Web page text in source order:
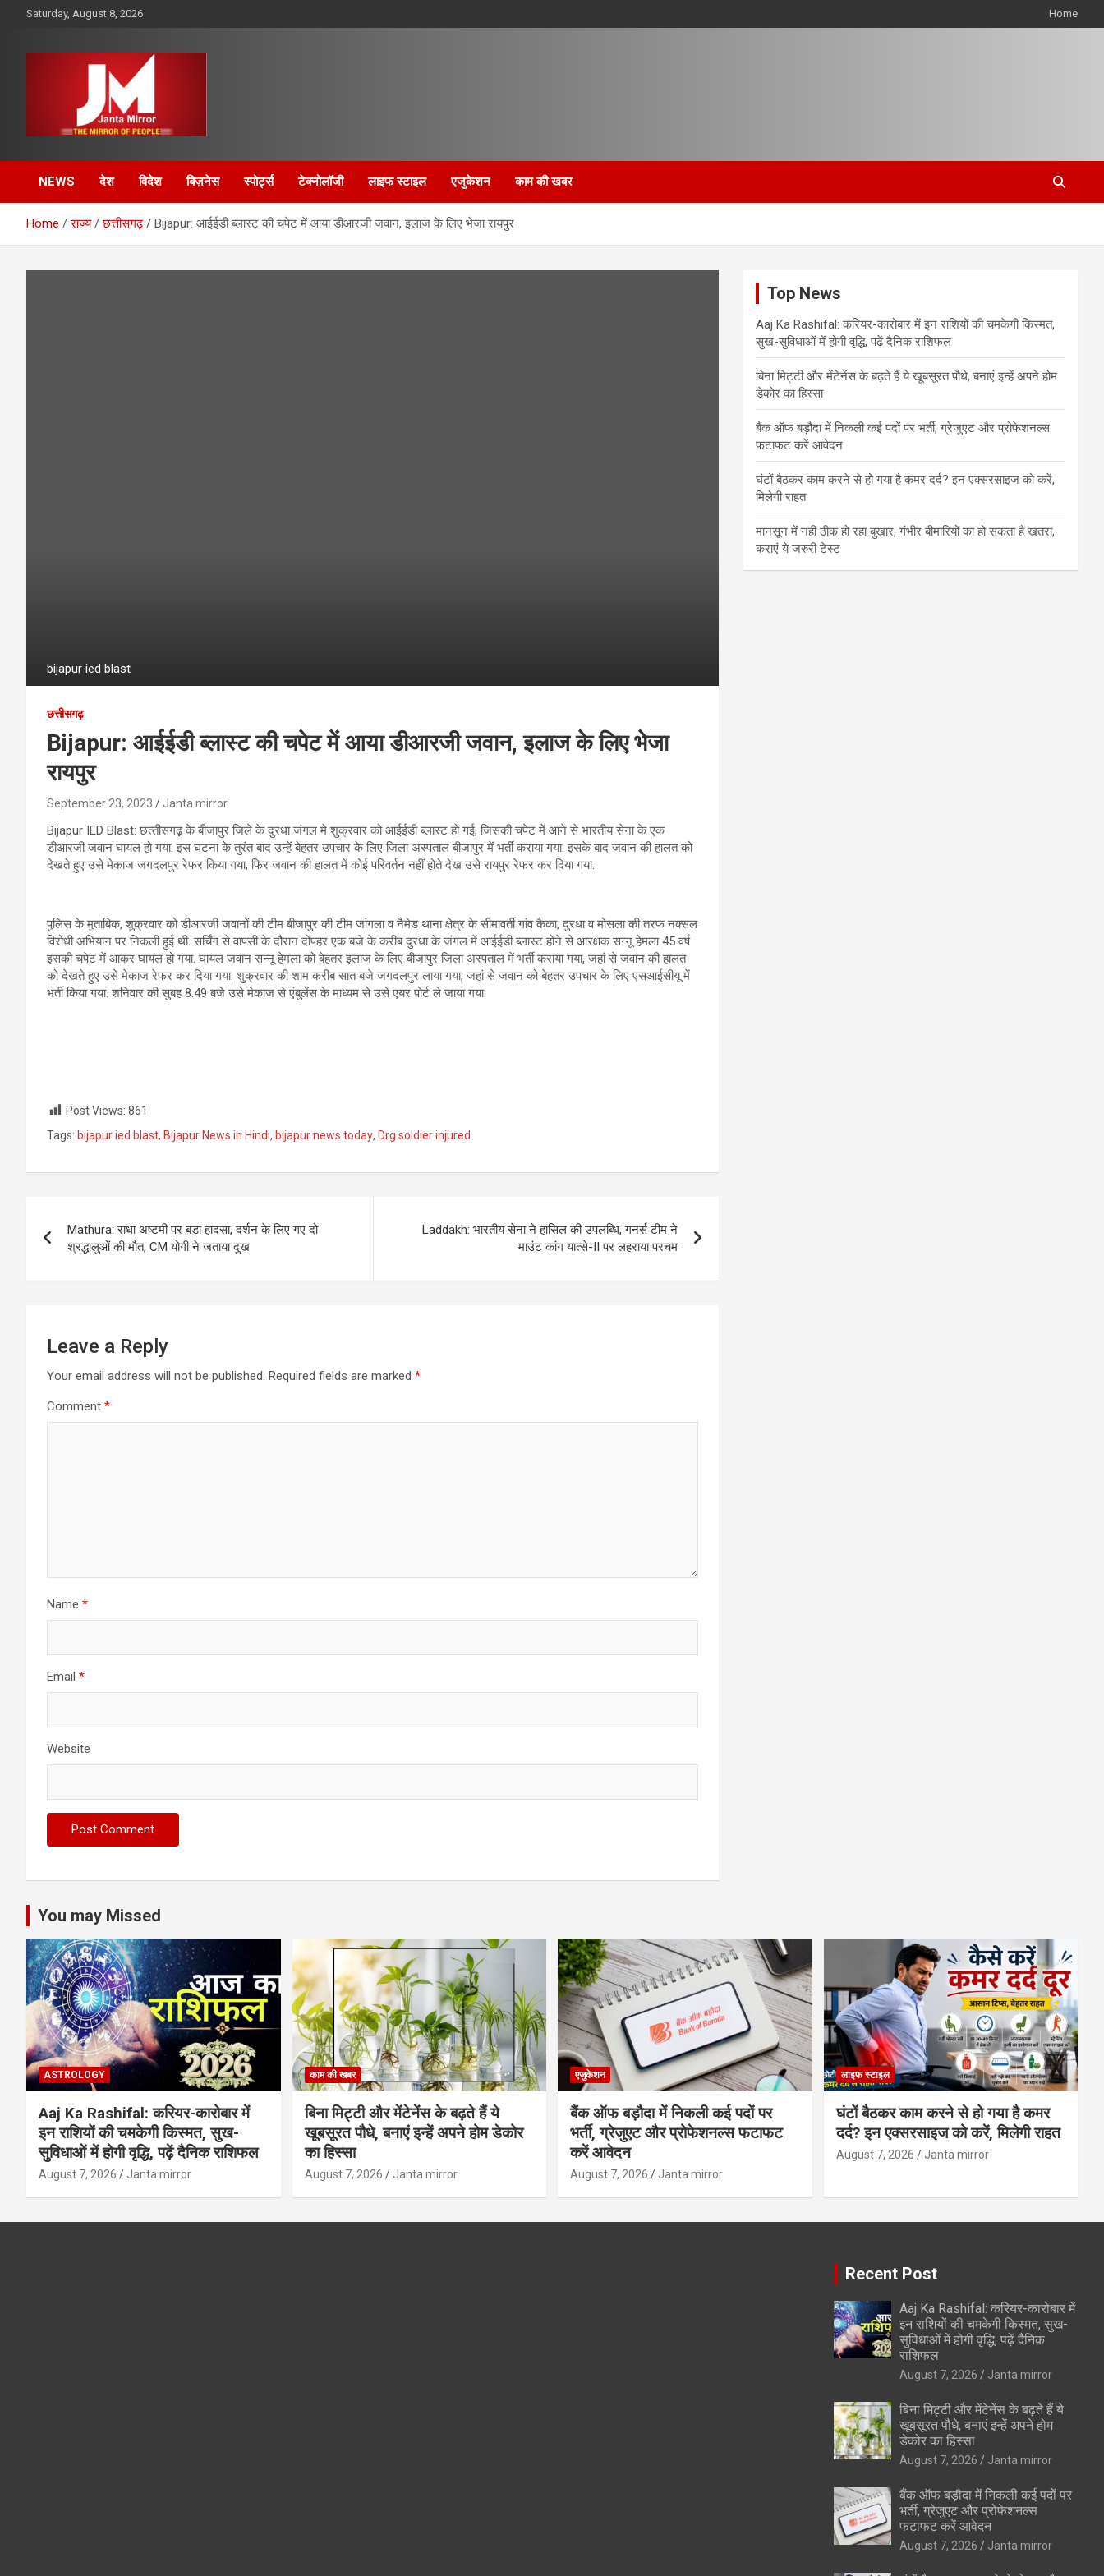
Saturday, August 8, 2026 Home
Janta Mirror
NEWS देश विदेश बिज़नेस स्पोर्ट्स टेक्नोलॉजी लाइफ स्टाइल एजुकेशन काम की खबर
Home राज्य छत्तीसगढ़ Bijapur: आईईडी ब्लास्ट की चपेट में आया डीआरजी जवान, इलाज के लिए भेजा रायपुर
bijapur ied blast
छत्तीसगढ़
Bijapur: आईईडी ब्लास्ट की चपेट में आया डीआरजी जवान, इलाज के लिए भेजा
रायपुर
September 23, 2023 Janta mirror
Bijapur IED Blast: छत्‍तीसगढ़ के बीजापुर जिले के दुरधा जंगल मे शुक्रवार को आईईडी ब्लास्ट हो गई, जिसकी चपेट में आने से भारतीय सेना के एक
डीआरजी जवान घायल हो गया. इस घटना के तुरंत बाद उन्‍हें बेहतर उपचार के लिए जिला अस्पताल बीजापुर में भर्ती कराया गया. इसके बाद जवान की हालत को
देखते हुए उसे मेकाज जगदलपुर रेफर किया गया, फिर जवान की हालत में कोई परिवर्तन नहीं होते देख उसे रायपुर रेफर कर दिया गया.
पुलिस के मुताबिक, शुक्रवार को डीआरजी जवानों की टीम बीजापुर की टीम जांगला व नैमेड थाना क्षेत्र के सीमावर्ती गांव कैका, दुरधा व मोसला की तरफ नक्सल
विरोधी अभियान पर निकली हुई थी. सर्चिंग से वापसी के दौरान दोपहर एक बजे के करीब दुरधा के जंगल में आईईडी ब्लास्ट होने से आरक्षक सन्नू हेमला 45 वर्ष
इसकी चपेट में आकर घायल हो गया. घायल जवान सन्नू हेमला को बेहतर इलाज के लिए बीजापुर जिला अस्पताल में भर्ती कराया गया, जहां से जवान की हालत
को देखते हुए उसे मेकाज रेफर कर दिया गया. शुक्रवार की शाम करीब सात बजे जगदलपुर लाया गया, जहां से जवान को बेहतर उपचार के लिए एसआईसीयू में
भर्ती किया गया. शनिवार की सुबह 8.49 बजे उसे मेकाज से एंबुलेंस के माध्यम से उसे एयर पोर्ट ले जाया गया.
Post Views: 861
Tags: bijapur ied blast, Bijapur News in Hindi, bijapur news today, Drg soldier injured
navigation
Mathura: राधा अष्टमी पर बड़ा हादसा, दर्शन के लिए गए दो
श्रद्धालुओं की मौत, CM योगी ने जताया दुख
Laddakh: भारतीय सेना ने हासिल की उपलब्धि, गनर्स टीम ने
माउंट कांग यात्से-II पर लहराया परचम
Leave a Reply
Your email address will not be published. Required fields are marked *
Comment *
Name *
Email *
Website
Top News
Aaj Ka Rashifal: करियर-कारोबार में इन राशियों की चमकेगी किस्मत,
सुख-सुविधाओं में होगी वृद्धि, पढ़ें दैनिक राशिफल
बिना मिट्टी और मेंटेनेंस के बढ़ते हैं ये खूबसूरत पौधे, बनाएं इन्‍हें अपने होम
डेकोर का हिस्‍सा
बैंक ऑफ बड़ौदा में निकली कई पदों पर भर्ती, ग्रेजुएट और प्रोफेशनल्स
फटाफट करें आवेदन
घंटों बैठकर काम करने से हो गया है कमर दर्द? इन एक्सरसाइज को करें,
मिलेगी राहत
मानसून में नही ठीक हो रहा बुखार, गंभीर बीमारियों का हो सकता है खतरा,
कराएं ये जरुरी टेस्ट
You may Missed
ASTROLOGY
Aaj Ka Rashifal: करियर-कारोबार में
इन राशियों की चमकेगी किस्मत, सुख-
सुविधाओं में होगी वृद्धि, पढ़ें दैनिक राशिफल
August 7, 2026 Janta mirror
काम की खबर
बिना मिट्टी और मेंटेनेंस के बढ़ते हैं ये
खूबसूरत पौधे, बनाएं इन्‍हें अपने होम डेकोर
का हिस्‍सा
August 7, 2026 Janta mirror
एजुकेशन
बैंक ऑफ बड़ौदा में निकली कई पदों पर
भर्ती, ग्रेजुएट और प्रोफेशनल्स फटाफट
करें आवेदन
August 7, 2026 Janta mirror
लाइफ स्टाइल
घंटों बैठकर काम करने से हो गया है कमर
दर्द? इन एक्सरसाइज को करें, मिलेगी राहत
August 7, 2026 Janta mirror
Recent Post
Aaj Ka Rashifal: करियर-कारोबार में
इन राशियों की चमकेगी किस्मत, सुख-
सुविधाओं में होगी वृद्धि, पढ़ें दैनिक
राशिफल
August 7, 2026 Janta mirror
बिना मिट्टी और मेंटेनेंस के बढ़ते हैं ये
खूबसूरत पौधे, बनाएं इन्‍हें अपने होम
डेकोर का हिस्‍सा
August 7, 2026 Janta mirror
बैंक ऑफ बड़ौदा में निकली कई पदों पर
भर्ती, ग्रेजुएट और प्रोफेशनल्स
फटाफट करें आवेदन
August 7, 2026 Janta mirror